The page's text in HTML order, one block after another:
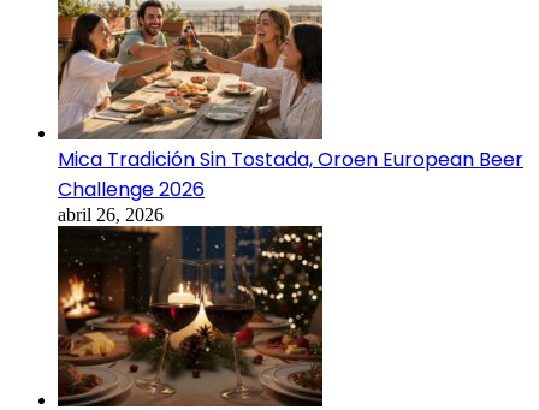
Mica Tradición Sin Tostada, Oroen European Beer
Challenge 2026
abril 26, 2026